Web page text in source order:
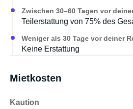
Zwischen 30–60 Tagen vor
Teilerstattung von 75% des
Weniger als 30 Tage vor deiner
Keine Erstattung
Mietkosten
Kaution